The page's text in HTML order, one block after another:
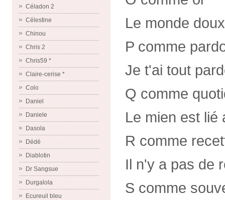
Céladon 2
Célestine
Chinou
Chris 2
Chris59 *
Claire-cerise *
Colo
Daniel
Daniele
Dasola
Dédé
Diablotin
Dr Sangsue
Durgalola
Ecureuil bleu
Le monde
P comme
Je t'ai tout
Q comme
Le mien est lié
R comme
Il n'y a pas de
S comme